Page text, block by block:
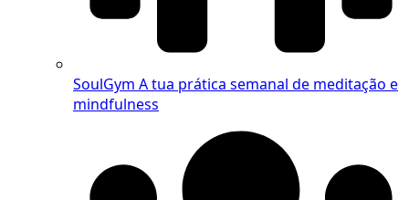
SoulGym A tua prática semanal de meditação e
mindfulness